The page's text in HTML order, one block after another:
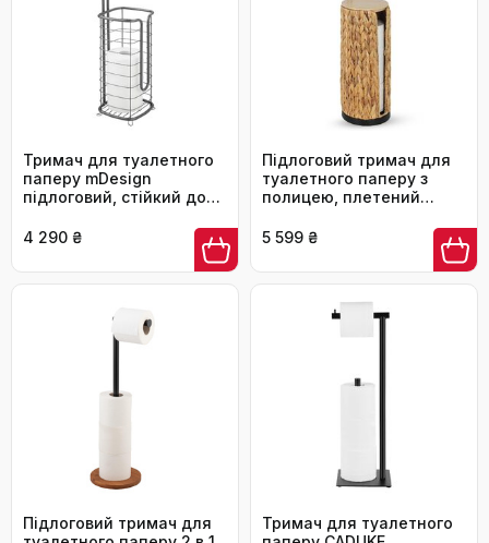
Тримач для туалетного
паперу mDesign
підлоговий, стійкий до
сірий
4 290 ₴
Підлоговий тримач для
туалетного паперу з
полицею, плетений
гіацинта в стилі Бохо (на
4 рулони), підставка для
ванної кімнати
5 599 ₴
Підлоговий тримач для
Тримач для туалетного